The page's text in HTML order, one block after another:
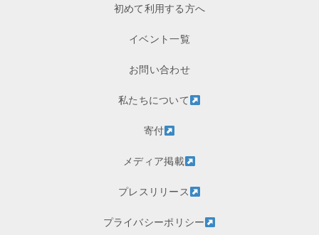
初めて利用する方へ
イベント一覧
お問い合わせ
私たちについて
寄付
メディア掲載
プレスリリース
プライバシーポリシー